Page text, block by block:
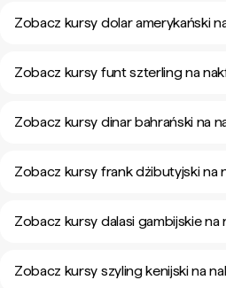
Zobacz kursy dolar amerykański
Zobacz kursy funt szterling na
Zobacz kursy dinar bahrański na
Zobacz kursy frank dżibutyjski na
Zobacz kursy dalasi gambijskie na
Zobacz kursy szyling kenijski na